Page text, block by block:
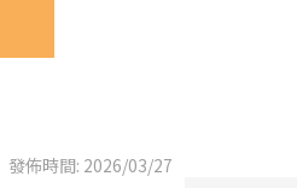
發佈時間: 2026/03/27